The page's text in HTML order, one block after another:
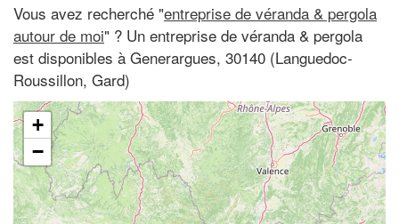
Vous avez recherché "entreprise de véranda & pergola
autour de moi" ? Un entreprise de véranda & pergola
est disponibles à Generargues, 30140 (Languedoc-
Roussillon, Gard)
+
−